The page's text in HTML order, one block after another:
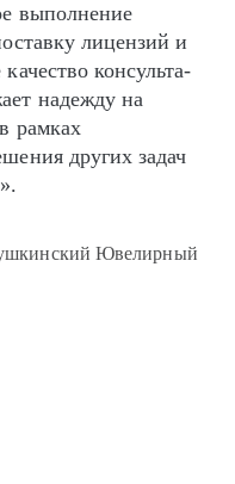
выполнение
лицензий и
кон­суль­та­
надежду на
рамках
других задач
Ювелирный